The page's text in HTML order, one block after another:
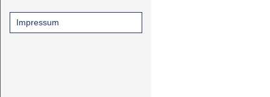
Impressum